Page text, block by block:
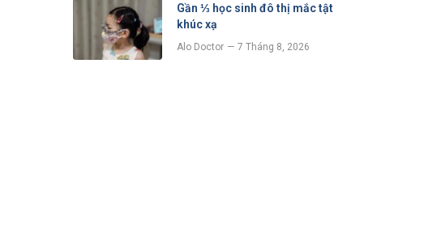
Gần ⅓ học sinh đô thị mắc tật
khúc xạ
Alo Doctor 7 Tháng 8, 2026